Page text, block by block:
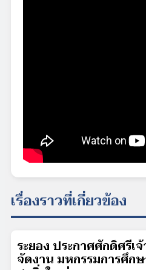
เรื่องราวที่เกี่ยวข้อง
ระยอง ประกาศศักดิ์ศรีเ
จัดงาน มหกรรมการศึก